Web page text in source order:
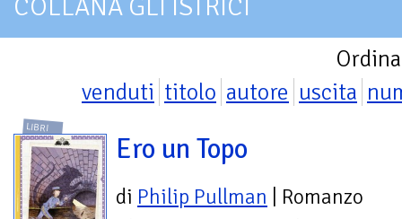
COLLANA GLI ISTRICI
venduti titolo autore uscita
LIBRI
Ero un Topo
di Philip Pullman | Romanzo